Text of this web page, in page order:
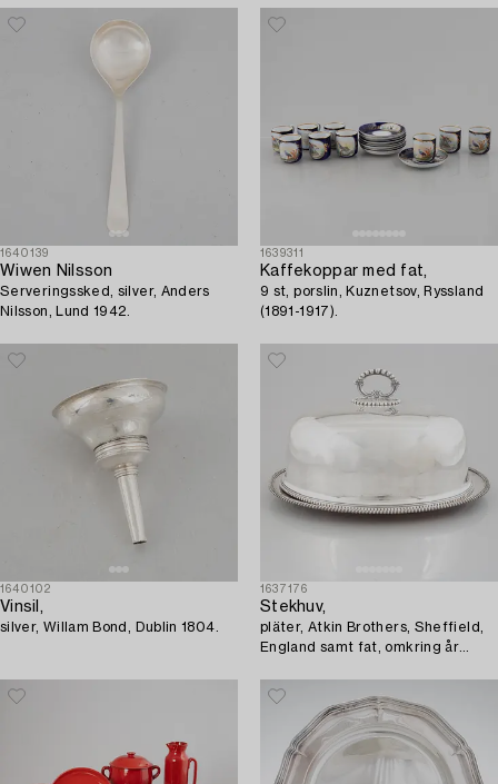
1640139
Wiwen Nilsson
Serveringssked, silver, Anders
Nilsson, Lund 1942.
1639311
Kaffekoppar med fat,
9 st, porslin, Kuznetsov, Ryssland
(1891-1917).
1640102
Vinsil,
silver, Willam Bond, Dublin 1804.
1637176
Stekhuv,
pläter, Atkin Brothers, Sheffield,
England samt fat, omkring år